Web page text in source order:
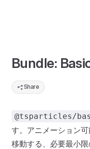
Bundle:
Share
@tsparticles/
す。アニメーション
移動する、必要最小限